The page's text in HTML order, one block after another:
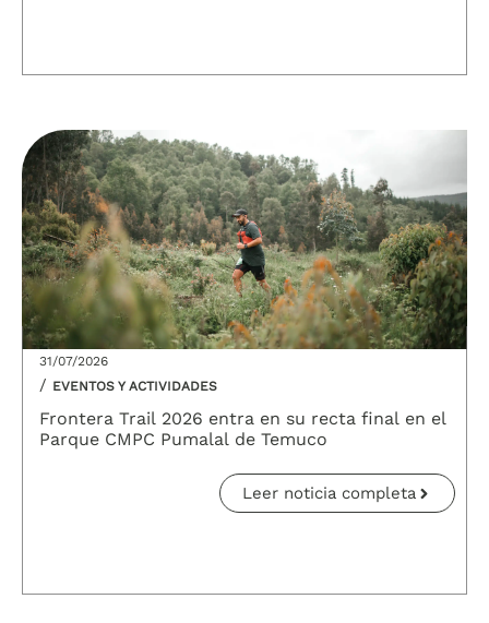
31/07/2026
/ EVENTOS Y ACTIVIDADES
Frontera Trail 2026 entra en su recta final en el
Parque CMPC Pumalal de Temuco
Leer noticia completa